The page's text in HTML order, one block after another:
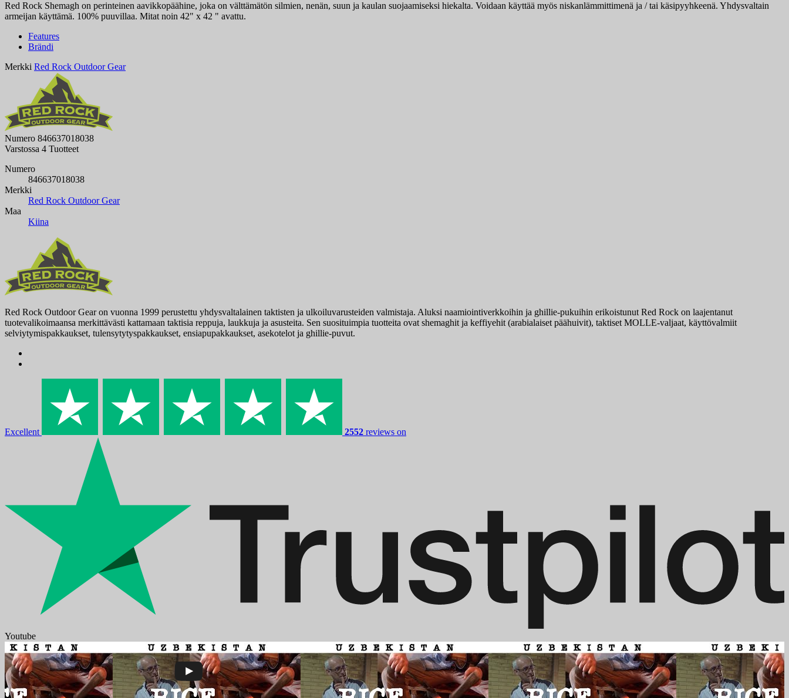
Red Rock Shemagh on perinteinen aavikkopäähine, joka on välttämätön silmien, nenän, suun ja kaulan suojaamiseksi hiekalta. Voidaan käyttää myös niskanlämmittimenä ja / tai käsipyyhkeenä. Yhdysvaltain
armeijan käyttämä. 100% puuvillaa. Mitat noin 42" x 42 " avattu.
Features
Brändi
Merkki Red Rock Outdoor Gear
Numero 846637018038
Varstossa 4 Tuotteet
Numero
846637018038
Merkki
Red Rock Outdoor Gear
Maa
Kiina
Red Rock Outdoor Gear on vuonna 1999 perustettu yhdysvaltalainen taktisten ja ulkoiluvarusteiden valmistaja. Aluksi naamiointiverkkoihin ja ghillie-pukuihin erikoistunut Red Rock on laajentanut
tuotevalikoimaansa merkittävästi kattamaan taktisia reppuja, laukkuja ja asusteita. Sen suosituimpia tuotteita ovat shemaghit ja keffiyehit (arabialaiset päähuivit), taktiset MOLLE-valjaat, käyttövalmiit
selviytymispakkaukset, tulensytytyspakkaukset, ensiapupakkaukset, asekotelot ja ghillie-puvut.
Excellent 2552 reviews on
Youtube